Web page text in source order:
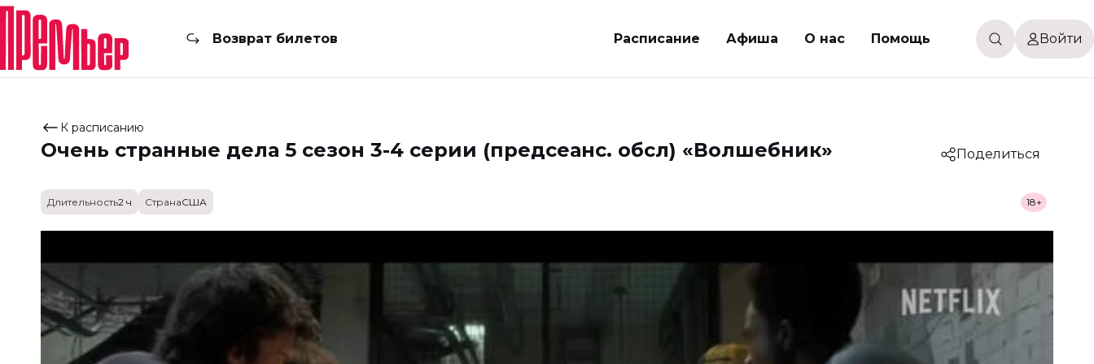
Возврат билетов Расписание Афиша О нас Помощь Войти
К расписанию
Очень странные дела 5 сезон 3-4 серии (предсеанс. обсл) «Волшебник» Поделиться
Длительность2 ч СтранаСША 18+